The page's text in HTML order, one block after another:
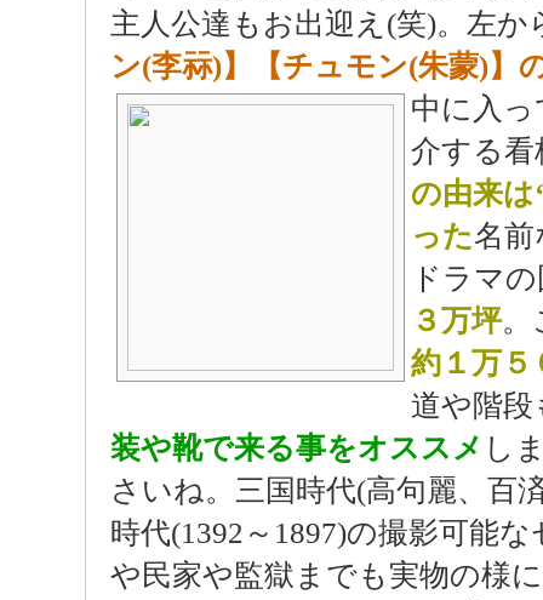
主人公達もお出迎え(笑)。左か
ン(李祘)】【チュモン(朱蒙)】
中に入
介する看
の由来は
った名前
ドラマ
３万坪。
約１万５
道や階段
装や靴で来る事をオススメ し
さいね。三国時代(高句麗、百
時代(1392～1897)の撮影可能
や民家や監獄までも実物の様